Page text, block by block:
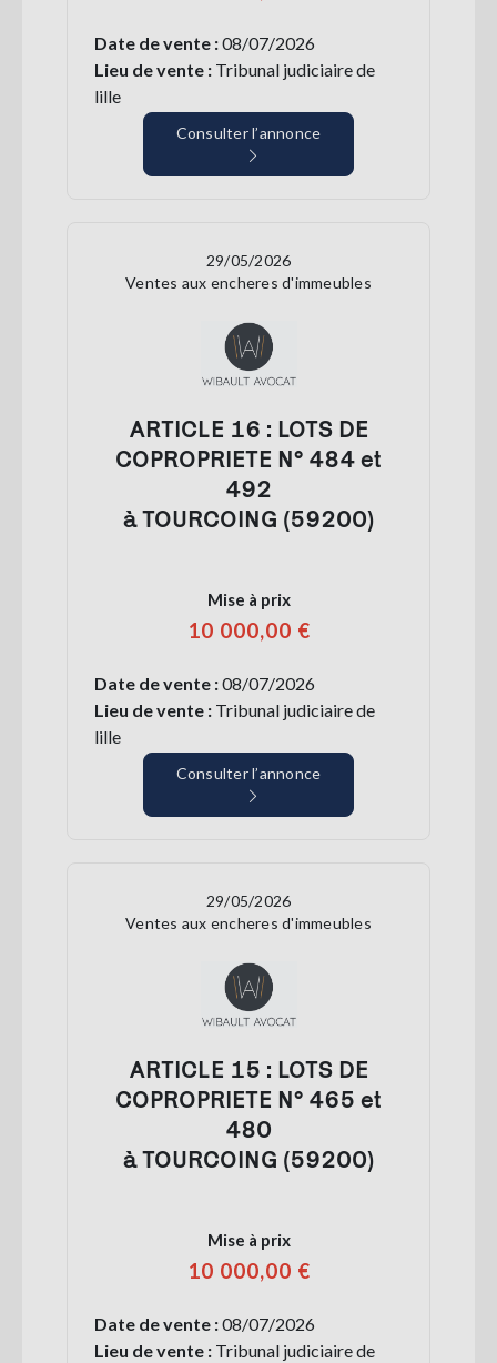
Date de vente :08/07/2026
Lieu de vente : Tribunal judiciaire de
lille
Consulter l’annonce
29/05/2026
Ventes aux encheres d'immeubles
ARTICLE 16 : LOTS DE
COPROPRIETE N° 484 et
492
à TOURCOING (59200)
Mise à prix
10 000,00 €
Date de vente :08/07/2026
Lieu de vente : Tribunal judiciaire de
lille
Consulter l’annonce
29/05/2026
Ventes aux encheres d'immeubles
ARTICLE 15 : LOTS DE
COPROPRIETE N° 465 et
480
à TOURCOING (59200)
Mise à prix
10 000,00 €
Date de vente :08/07/2026
Lieu de vente : Tribunal judiciaire de